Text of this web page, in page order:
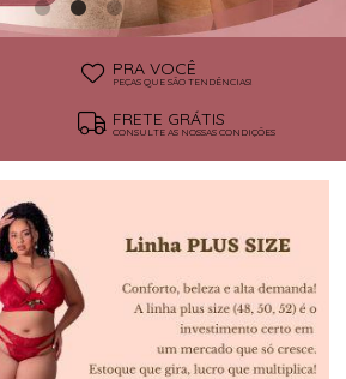
PRA VOCÊ
PEÇAS QUE SÃO TENDÊNCIAS!
FRETE GRÁTIS
CONSULTE AS NOSSAS CONDIÇÕES